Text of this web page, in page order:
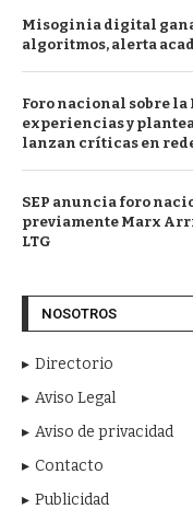
Misoginia digital
algoritmos, alerta
Foro nacional sobre la
experiencias y
lanzan críticas en
SEP anuncia foro
previamente Marx
LTG
NOSOTROS
Directorio
Aviso Legal
Aviso de privacidad
Contacto
Publicidad